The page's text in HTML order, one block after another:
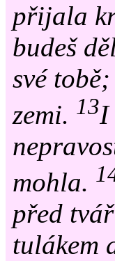
přijala
budeš
své
zemi. 13I
mohla.
před
tulákem